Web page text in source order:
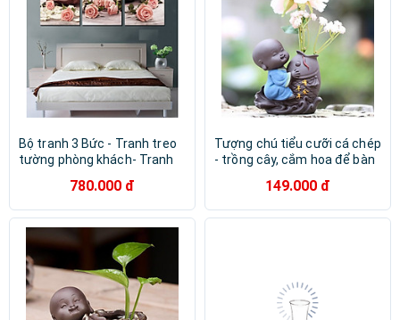
Bộ tranh 3 Bức - Tranh treo
tường phòng khách- Tranh
MDF cao cấp phủ kim sa/
Chống ẩm mốc, mối mọt/Bo
780.000 đ
Tượng chú tiểu cưỡi cá chép
- trồng cây, cắm hoa để bàn
149.000 đ